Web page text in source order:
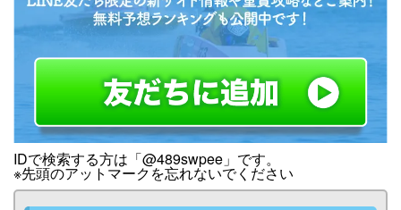
IDで検索する方は「@489swpee」です。
※先頭のアットマークを忘れないでください